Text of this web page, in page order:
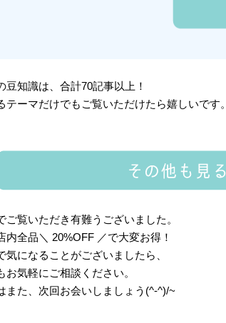
豆知識は、合計70記事以上！
テーマだけでもご覧いただけたら嬉しいです。
ご覧いただき有難うございました。
内全品＼ 20%OFF ／で大変お得！
気になることがございましたら、
お気軽にご相談ください。
また、次回お会いしましょう(^-^)/~